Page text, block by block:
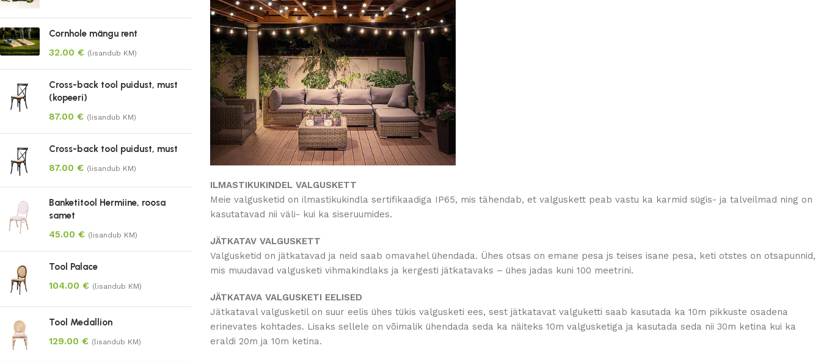
Cornhole mängu rent
32.00 € (lisandub KM)
Cross-back tool puidust, must
(kopeeri)
87.00 € (lisandub KM)
Cross-back tool puidust, must
87.00 € (lisandub KM)
Banketitool Hermiine, roosa
samet
45.00 € (lisandub KM)
Tool Palace
104.00 € (lisandub KM)
Tool Medallion
129.00 € (lisandub KM)
ILMASTIKUKINDEL VALGUSKETT
Meie valgusketid on ilmastikukindla sertifikaadiga IP65, mis tähendab, et valguskett peab vastu ka karmid sügis- ja talveilmad ning on
kasutatavad nii väli- kui ka siseruumides.
JÄTKATAV VALGUSKETT
Valgusketid on jätkatavad ja neid saab omavahel ühendada. Ühes otsas on emane pesa js teises isane pesa, keti otstes on otsapunnid,
mis muudavad valgusketi vihmakindlaks ja kergesti jätkatavaks – ühes jadas kuni 100 meetrini.
JÄTKATAVA VALGUSKETI EELISED
Jätkataval valgusketil on suur eelis ühes tükis valgusketi ees, sest jätkatavat valguketti saab kasutada ka 10m pikkuste osadena
erinevates kohtades. Lisaks sellele on võimalik ühendada seda ka näiteks 10m valgusketiga ja kasutada seda nii 30m ketina kui ka
eraldi 20m ja 10m ketina.